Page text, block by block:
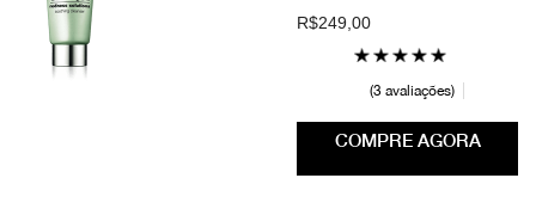
R$249,00
3 avaliações
COMPRE AGORA